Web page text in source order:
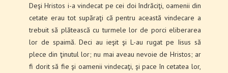
Deşi Hristos i-a vindecat pe cei doi îndrăciţi, oamenii din
cetate erau tot supăraţi că pentru această vindecare a
trebuit să plătească cu turmele lor de porci eliberarea
lor de spaimă. Deci au ieşit şi L-au rugat pe Iisus să
plece din ţinutul lor; nu mai aveau nevoie de Hristos; ar
fi dorit să fie şi oamenii vindecaţi, şi pace în cetatea lor,